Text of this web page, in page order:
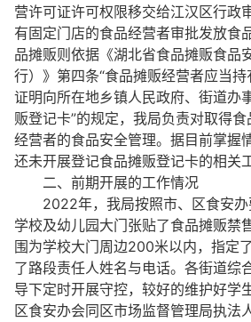
营许可证许可权限移交给江汉区行政
有固定门店的食品经营者审批发放食
品摊贩则依据《湖北省食品摊贩食品
行）》第四条“食品摊贩经营者应当
证明向所在地乡镇人民政府、街道办
贩登记卡”的规定，我局负责对取得
经营者的食品安全管理。据目前掌握
还未开展登记食品摊贩登记卡的相关工
二、前期开展的工作情况
2022年，我局按照市、区食安
学校及幼儿园大门张贴了食品摊贩禁
围为学校大门周边200米以内，指定
了路段责任人姓名与电话。各街道综
导下定时开展守控，较好的维护好学
区食安办会同区市场监督管理局执法